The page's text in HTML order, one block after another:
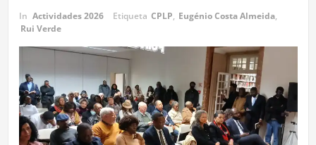
In Actividades 2026 Etiqueta CPLP, Eugénio Costa Almeida,
Rui Verde